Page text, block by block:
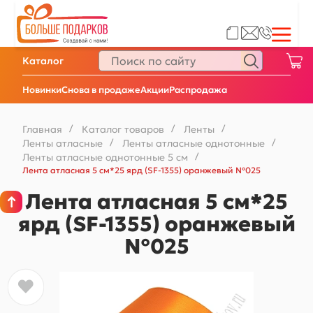
НовинкиСнова в продажеАкцииРаспродажа
Каталог
Главная / Каталог товаров / Ленты /
Ленты атласные / Ленты атласные однотонные /
Ленты атласные однотонные 5 см
/
Лента атласная 5 см*25 ярд (SF-1355) оранжевый №025
Лента атласная 5 см*25
ярд (SF-1355) оранжевый
№025